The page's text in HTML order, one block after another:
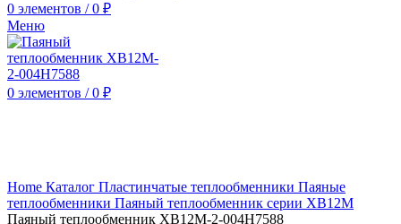
0 элементов / 0 ₽
Меню
0 элементов / 0 ₽
Home Каталог Пластинчатые теплообменники Паяные
теплообменники Паяный теплообменник серии XB12M
Паяный теплообменник XB12M-2-004H7588